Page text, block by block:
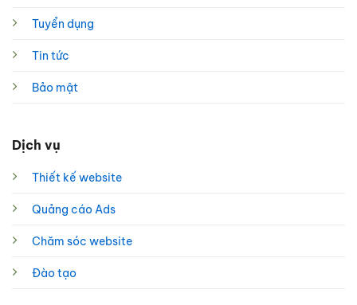
Tuyển dụng
Tin tức
Bảo mật
Dịch vụ
Thiết kế website
Quảng cáo Ads
Chăm sóc website
Đào tạo